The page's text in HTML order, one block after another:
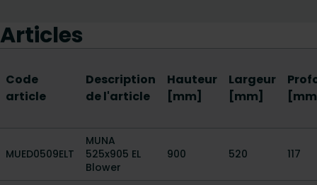
Articles
Code
article
Description
de l'article
Hauteur
[mm]
Largeur
[mm]
MUED0509ELT
MUNA
525x905 EL
Blower
900 520 117